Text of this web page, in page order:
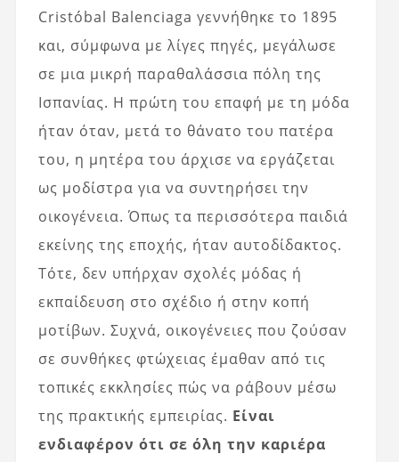
Cristóbal Balenciaga γεννήθηκε το 1895
και, σύμφωνα με λίγες πηγές, μεγάλωσε
σε μια μικρή παραθαλάσσια πόλη της
Ισπανίας. Η πρώτη του επαφή με τη μόδα
ήταν όταν, μετά το θάνατο του πατέρα
του, η μητέρα του άρχισε να εργάζεται
ως μοδίστρα για να συντηρήσει την
οικογένεια. Όπως τα περισσότερα παιδιά
εκείνης της εποχής, ήταν αυτοδίδακτος.
Τότε, δεν υπήρχαν σχολές μόδας ή
εκπαίδευση στο σχέδιο ή στην κοπή
μοτίβων. Συχνά, οικογένειες που ζούσαν
σε συνθήκες φτώχειας έμαθαν από τις
τοπικές εκκλησίες πώς να ράβουν μέσω
της πρακτικής εμπειρίας. Είναι
ενδιαφέρον ότι σε όλη την καριέρα